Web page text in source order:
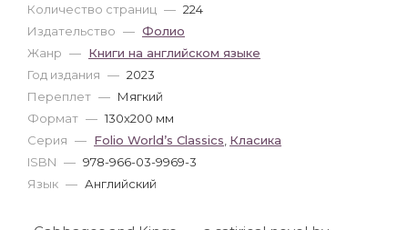
Количество страниц — 224
Издательство — Фолио
Жанр — Книги на английском языке
Год издания — 2023
Переплет — Мягкий
Формат — 130x200 мм
Серия — Folio World’s Classics Класика
ISBN — 978-966-03-9969-3
Язык — Английский